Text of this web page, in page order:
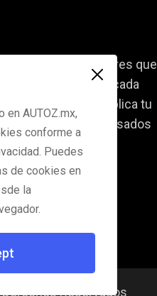
y vendedores que
y confianza en cada
verificados, publica tu
con miles de interesados
Reservados
en AUTOZ.mx,
conforme a
Puedes
de cookies en
la